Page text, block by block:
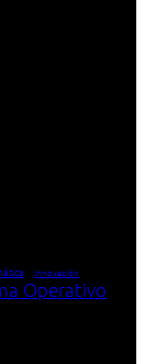
innovación
Operativo